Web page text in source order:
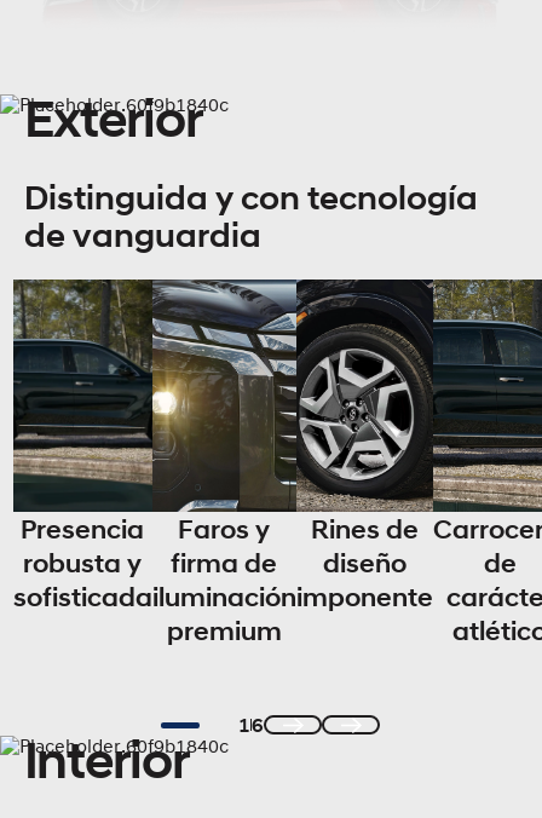
Exterior
Distinguida y con tecnología
de vanguardia
Presencia
robusta y
sofisticada
Faros y
firma de
iluminación
premium
Rines de
diseño
imponente
de
16
Interior